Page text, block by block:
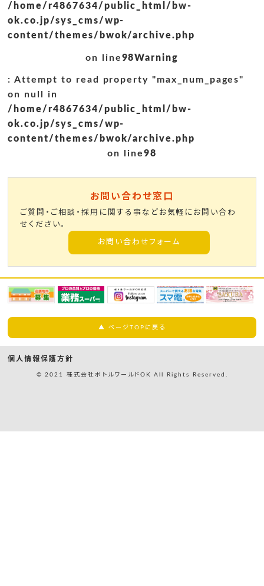
/home/r4867634/public_html/bw-
ok.co.jp/sys_cms/wp-
content/themes/bwok/archive.php
on line98Warning
: Attempt to read property "max_num_pages"
on null in
/home/r4867634/public_html/bw-
ok.co.jp/sys_cms/wp-
content/themes/bwok/archive.php
on line98
お問い合わせ窓口
ご質問・ご相談・採用に関する事などお気軽にお問い合わ
せください。
お問い合わせフォーム
▲ ページTOPに戻る
個人情報保護方針
© 2021 株式会社ボトルワールドOK All Rights Reserved.